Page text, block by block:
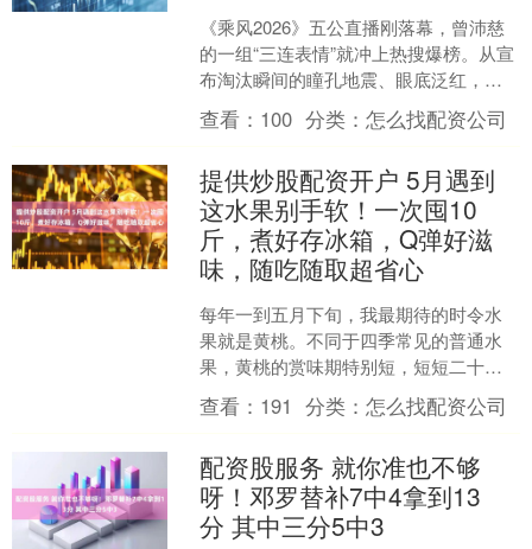
《乘风2026》五公直播刚落幕，曾沛慈
的一组“三连表情”就冲上热搜爆榜。从宣
布淘汰瞬间的瞳孔地震、眼底泛红，到
最后泪崩抱人时险些摔倒，毫无剧本痕
迹的真情流露，直....
查看： 100 分类：怎么找配资公司
提供炒股配资开户 5月遇到
这水果别手软！一次囤10
斤，煮好存冰箱，Q弹好滋
味，随吃随取超省心
每年一到五月下旬，我最期待的时令水
果就是黄桃。不同于四季常见的普通水
果，黄桃的赏味期特别短，短短二十几
天就下市，错过又要等一整年。 新鲜的
黄桃直接吃酸甜多汁、果....
查看： 191 分类：怎么找配资公司
配资股服务 就你准也不够
呀！邓罗替补7中4拿到13
分 其中三分5中3